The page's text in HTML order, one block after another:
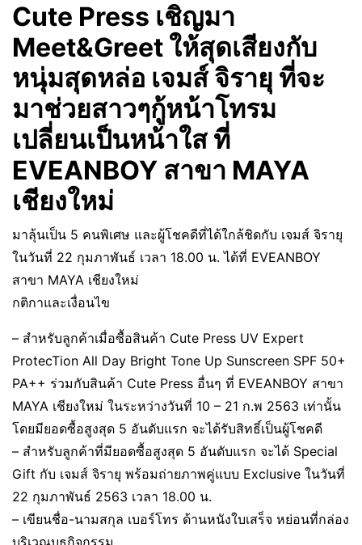
Cute Press เชิญมา
Meet&Greet ให้สุดเสียงกับ
หนุ่มสุดหล่อ เจมส์ จิรายุ ที่จะ
มาช่วยสาวๆกู้หน้าโทรม
เปลี่ยนเป็นหน้าใส ที่
EVEANBOY สาขา MAYA
เชียงใหม่
มาลุ้นเป็น 5 คนพิเศษ และผู้โชคดีที่ได้ใกล้ชิดกับ เจมส์ จิรายุ
ในวันที่ 22 กุมภาพันธ์ เวลา 18.00 น. ได้ที่ EVEANBOY
สาขา MAYA เชียงใหม่
กติกาและเงื่อนไข
– สำหรับลูกค้าเมื่อซื้อสินค้า Cute Press UV Expert
ProtecTion All Day Bright Tone Up Sunscreen SPF 50+
PA++ ร่วมกับสินค้า Cute Press อื่นๆ ที่ EVEANBOY สาขา
MAYA เชียงใหม่ ในระหว่างวันที่ 10 – 21 ก.พ 2563 เท่านั้น
โดยมียอดซื้อสูงสุด 5 อันดับแรก จะได้รับสิทธิ์เป็นผู้โชคดี
– สำหรับลูกค้าที่มียอดซื้อสูงสุด 5 อันดับแรก จะได้ Special
Gift กับ เจมส์ จิรายุ พร้อมถ่ายภาพคู่แบบ Exclusive ในวันที่
22 กุมภาพันธ์ 2563 เวลา 18.00 น.
– เขียนชื่อ-นามสกุล เบอร์โทร ด้านหนังใบเสร็จ หย่อนที่กล่อง
บริเวณบูธกิจกรรม